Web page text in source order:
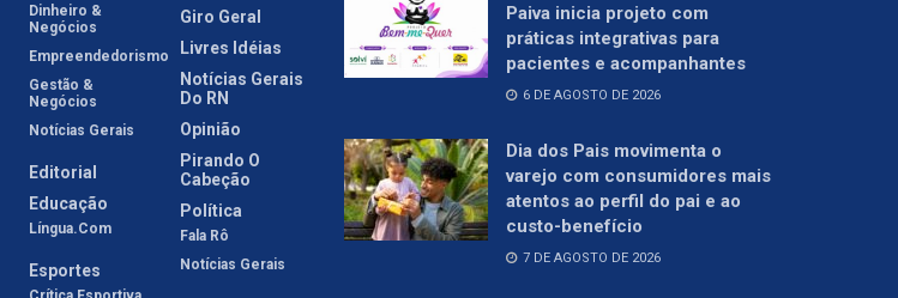
Dinheiro &
Negócios
Empreendedorismo
Gestão &
Negócios
Notícias Gerais
Editorial
Educação
Língua.com
Esportes
Giro Geral
Livres Idéias
Notícias Gerais
Do RN
Opinião
Pirando O
Cabeção
Política
Fala Rô
Notícias Gerais
Paiva inicia projeto com
práticas integrativas para
pacientes e acompanhantes
6 DE AGOSTO DE 2026
Dia dos Pais movimenta o
varejo com consumidores mais
atentos ao perfil do pai e ao
custo-benefício
7 DE AGOSTO DE 2026